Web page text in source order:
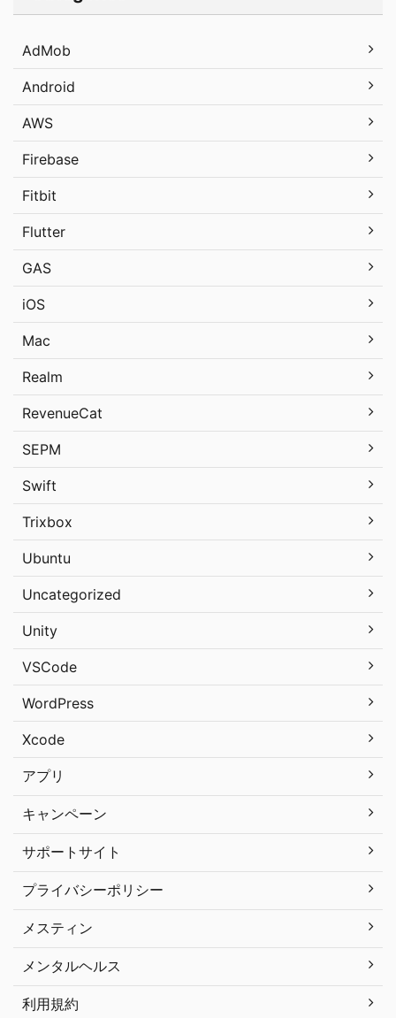
AdMob
Android
AWS
Firebase
Fitbit
Flutter
GAS
iOS
Mac
Realm
RevenueCat
SEPM
Swift
Trixbox
Ubuntu
Uncategorized
Unity
VSCode
WordPress
Xcode
アプリ
キャンペーン
サポートサイト
プライバシーポリシー
メスティン
メンタルヘルス
利用規約